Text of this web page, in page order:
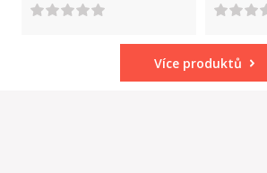
Více produktů